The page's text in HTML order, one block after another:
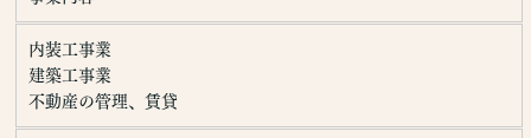
内装工事業
建築工事業
不動産の管理、賃貸